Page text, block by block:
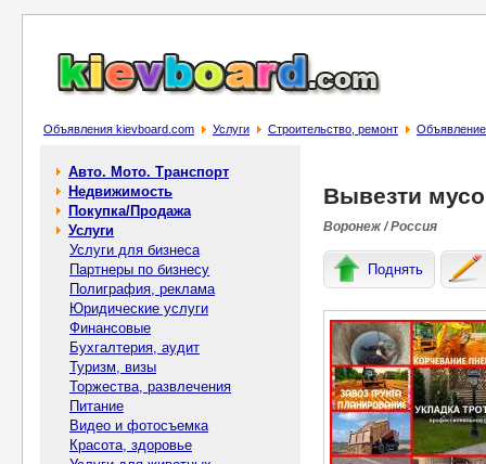
Объявления kievboard.com Услуги Строительство, ремонт
Авто. Мото. Транспорт
Недвижимость
Покупка/Продажа
Услуги
Услуги для бизнеса
Партнеры по бизнесу
Полиграфия, реклама
Юридические услуги
Финансовые
Бухгалтерия, аудит
Туризм, визы
Торжества, развлечения
Питание
Видео и фотосъемка
Красота, здоровье
Вывезти
Воронеж / Россия
Поднять